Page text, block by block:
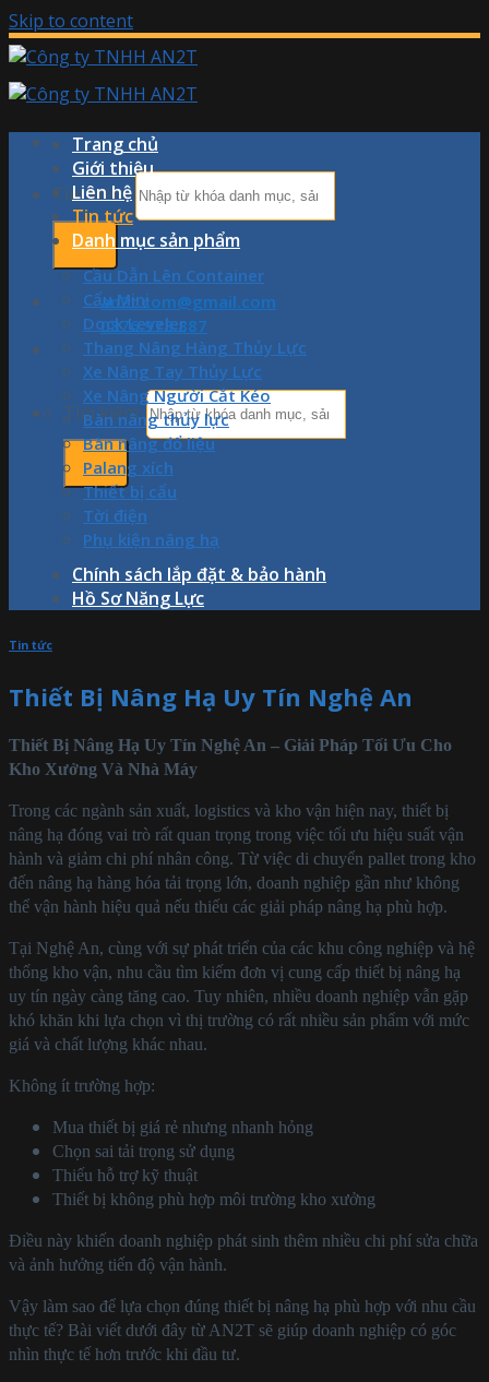
Skip to content
Tìm kiếm:
an2t.com@gmail.com
0876.978.887
Tìm kiếm:
Trang chủ
Giới thiệu
Liên hệ
Tin tức
Danh mục sản phẩm
Cầu Dẫn Lên Container
Cẩu Mini
Dock Leveler
Thang Nâng Hàng Thủy Lực
Xe Nâng Tay Thủy Lực
Xe Nâng Người Cắt Kéo
Bàn nâng thủy lực
Bàn nâng đổ liệu
Palang xích
Thiết bị cẩu
Tời điện
Phụ kiện nâng hạ
Chính sách lắp đặt & bảo hành
Hồ Sơ Năng Lực
Tin tức
Thiết Bị Nâng Hạ Uy Tín Nghệ An
Thiết Bị Nâng Hạ Uy Tín Nghệ An – Giải Pháp Tối Ưu Cho
Kho Xưởng Và Nhà Máy
Trong các ngành sản xuất, logistics và kho vận hiện nay, thiết bị
nâng hạ đóng vai trò rất quan trọng trong việc tối ưu hiệu suất vận
hành và giảm chi phí nhân công. Từ việc di chuyển pallet trong kho
đến nâng hạ hàng hóa tải trọng lớn, doanh nghiệp gần như không
thể vận hành hiệu quả nếu thiếu các giải pháp nâng hạ phù hợp.
Tại Nghệ An, cùng với sự phát triển của các khu công nghiệp và hệ
thống kho vận, nhu cầu tìm kiếm đơn vị cung cấp thiết bị nâng hạ
uy tín ngày càng tăng cao. Tuy nhiên, nhiều doanh nghiệp vẫn gặp
khó khăn khi lựa chọn vì thị trường có rất nhiều sản phẩm với mức
giá và chất lượng khác nhau.
Không ít trường hợp:
Mua thiết bị giá rẻ nhưng nhanh hỏng
Chọn sai tải trọng sử dụng
Thiếu hỗ trợ kỹ thuật
Thiết bị không phù hợp môi trường kho xưởng
Điều này khiến doanh nghiệp phát sinh thêm nhiều chi phí sửa chữa
và ảnh hưởng tiến độ vận hành.
Vậy làm sao để lựa chọn đúng thiết bị nâng hạ phù hợp với nhu cầu
thực tế? Bài viết dưới đây từ AN2T sẽ giúp doanh nghiệp có góc
nhìn thực tế hơn trước khi đầu tư.